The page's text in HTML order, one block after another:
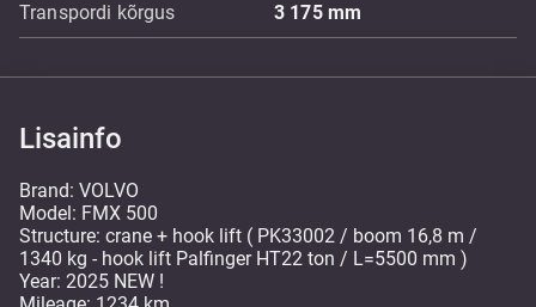
Transpordi kõrgus 3 175 mm
Lisainfo
Brand: VOLVO
Model: FMX 500
Structure: crane + hook lift ( PK33002 / boom 16,8 m /
1340 kg - hook lift Palfinger HT22 ton / L=5500 mm )
Year: 2025 NEW !